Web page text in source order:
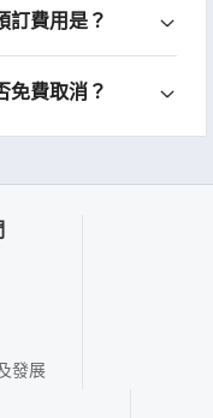
訂費用是？
免費取消？
發展